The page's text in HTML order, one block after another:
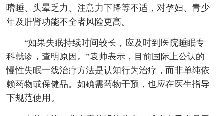
嗜睡、头晕乏力、注意力下降等不适，对孕妇、青少
年及肝肾功能不全者风险更高。
“如果失眠持续时间较长，应及时到医院睡眠专
科就诊，查明原因。”袁帅表示，目前国际上公认的
慢性失眠一线治疗方法是认知行为治疗，而非单纯依
赖药物或保健品。如确需药物干预，也应在医生指导
下规范使用。